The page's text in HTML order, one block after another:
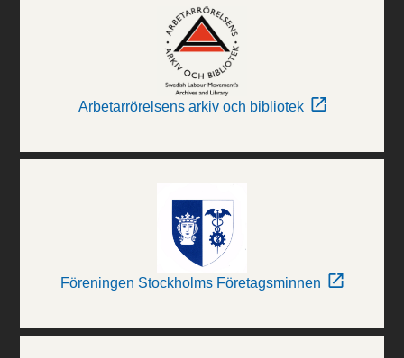
Arbetarrörelsens arkiv och bibliotek
Föreningen Stockholms Företagsminnen